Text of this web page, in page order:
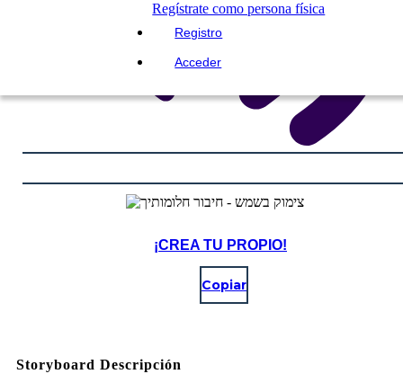
Regístrate como persona física
Registro
Acceder
¡CREA TU PROPIO!
Copiar
Storyboard Descripción